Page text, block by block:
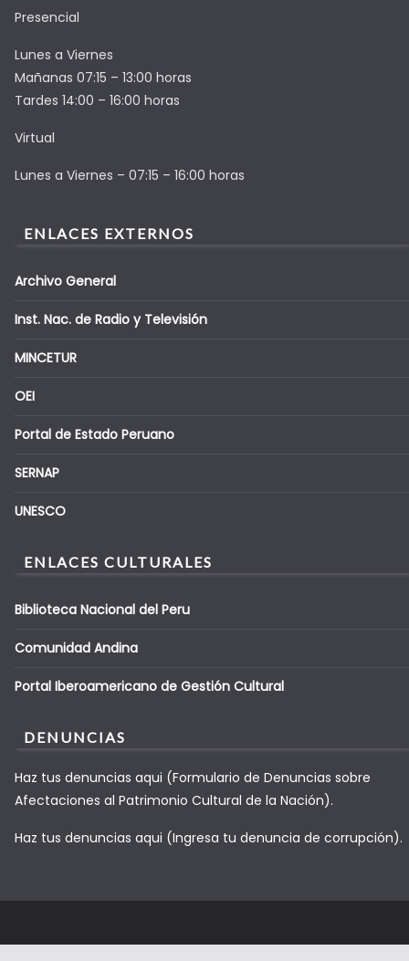
Presencial
Lunes a Viernes
Mañanas 07:15 – 13:00 horas
Tardes 14:00 – 16:00 horas
Virtual
Lunes a Viernes – 07:15 – 16:00 horas
ENLACES EXTERNOS
Archivo General
Inst. Nac. de Radio y Televisión
MINCETUR
OEI
Portal de Estado Peruano
SERNAP
UNESCO
ENLACES CULTURALES
Biblioteca Nacional del Peru
Comunidad Andina
Portal Iberoamericano de Gestión Cultural
DENUNCIAS
Haz tus denuncias aqui (Formulario de Denuncias sobre
Afectaciones al Patrimonio Cultural de la Nación).
Haz tus denuncias aqui (Ingresa tu denuncia de corrupción).